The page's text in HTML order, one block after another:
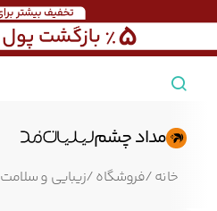
مداد چشم
خانه/فروشگاه/زیبایی و سلامت